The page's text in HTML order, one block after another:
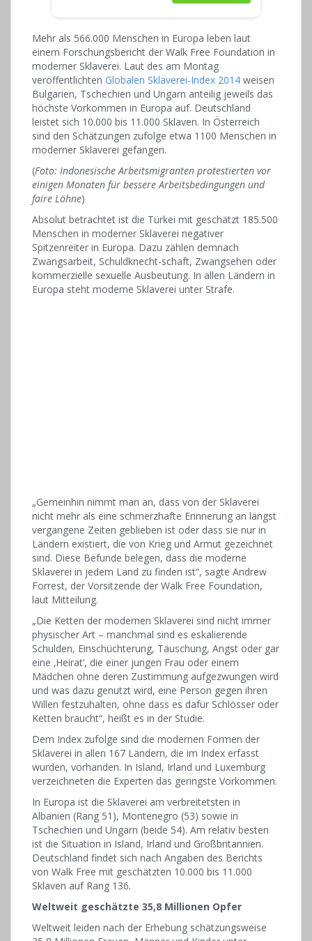
Mehr als 566.000 Menschen in Europa leben laut
einem Forschungsbericht der Walk Free Foundation in
moderner Sklaverei. Laut des am Montag
veröffentlichten Globalen Sklaverei-Index 2014 weisen
Bulgarien, Tschechien und Ungarn anteilig jeweils das
höchste Vorkommen in Europa auf. Deutschland
leistet sich 10.000 bis 11.000 Sklaven. In Österreich
sind den Schätzungen zufolge etwa 1100 Menschen in
moderner Sklaverei gefangen.
(Foto: Indonesische Arbeitsmigranten protestierten vor
einigen Monaten für bessere Arbeitsbedingungen und
faire Löhne)
Absolut betrachtet ist die Türkei mit geschätzt 185.500
Menschen in moderner Sklaverei negativer
Spitzenreiter in Europa. Dazu zählen demnach
Zwangsarbeit, Schuldknecht-schaft, Zwangsehen oder
kommerzielle sexuelle Ausbeutung. In allen Ländern in
Europa steht moderne Sklaverei unter Strafe.
„Gemeinhin nimmt man an, dass von der Sklaverei
nicht mehr als eine schmerzhafte Erinnerung an längst
vergangene Zeiten geblieben ist oder dass sie nur in
Ländern existiert, die von Krieg und Armut gezeichnet
sind. Diese Befunde belegen, dass die moderne
Sklaverei in jedem Land zu finden ist“, sagte Andrew
Forrest, der Vorsitzende der Walk Free Foundation,
laut Mitteilung.
„Die Ketten der modernen Sklaverei sind nicht immer
physischer Art – manchmal sind es eskalierende
Schulden, Einschüchterung, Täuschung, Angst oder gar
eine ‚Heirat‘, die einer jungen Frau oder einem
Mädchen ohne deren Zustimmung aufgezwungen wird
und was dazu genutzt wird, eine Person gegen ihren
Willen festzuhalten, ohne dass es dafür Schlösser oder
Ketten braucht“, heißt es in der Studie.
Dem Index zufolge sind die modernen Formen der
Sklaverei in allen 167 Ländern, die im Index erfasst
wurden, vorhanden. In Island, Irland und Luxemburg
verzeichneten die Experten das geringste Vorkommen.
In Europa ist die Sklaverei am verbreitetsten in
Albanien (Rang 51), Montenegro (53) sowie in
Tschechien und Ungarn (beide 54). Am relativ besten
ist die Situation in Island, Irland und Großbritannien.
Deutschland findet sich nach Angaben des Berichts
von Walk Free mit geschätzten 10.000 bis 11.000
Sklaven auf Rang 136.
Weltweit geschätzte 35,8 Millionen Opfer
Weltweit leiden nach der Erhebung schätzungsweise